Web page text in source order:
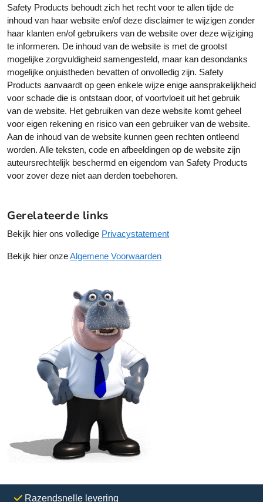
Safety Products behoudt zich het recht voor te allen tijde de
inhoud van haar website en/of deze disclaimer te wijzigen zonder
haar klanten en/of gebruikers van de website over deze wijziging
te informeren. De inhoud van de website is met de grootst
mogelijke zorgvuldigheid samengesteld, maar kan desondanks
mogelijke onjuistheden bevatten of onvolledig zijn. Safety
Products aanvaardt op geen enkele wijze enige aansprakelijkheid
voor schade die is ontstaan door, of voortvloeit uit het gebruik
van de website. Het gebruiken van deze website komt geheel
voor eigen rekening en risico van een gebruiker van de website.
Aan de inhoud van de website kunnen geen rechten ontleend
worden. Alle teksten, code en afbeeldingen op de website zijn
auteursrechtelijk beschermd en eigendom van Safety Products
voor zover deze niet aan derden toebehoren.
Gerelateerde links
Bekijk hier ons volledige Privacystatement
Bekijk hier onzeAlgemene Voorwaarden
Razendsnelle levering